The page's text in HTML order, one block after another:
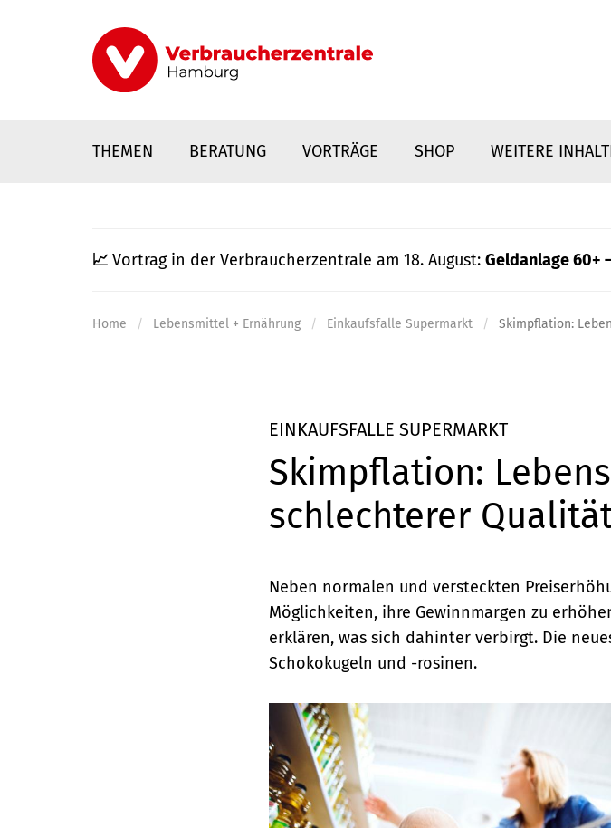
THEMEN BERATUNG VORTRÄGE SHOP WEITERE
📈 Vortrag in der Verbraucherzentrale am 18. August: Geldanlage 60+
Home Lebensmittel + Ernährung Einkaufsfalle Supermarkt Skimpflation:
EINKAUFSFALLE SUPERMARKT
Skimpflation:
schlechterer
Neben normalen und versteckten
Möglichkeiten, ihre Gewinnmargen zu
erklären, was sich dahinter verbirgt. Die
Schokokugeln und -rosinen.